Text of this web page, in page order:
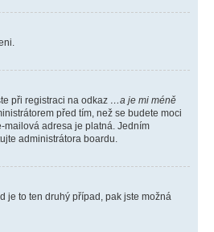
při registraci na odkaz …a je mi méně
před tím, než se budete moci
mailová adresa je platná. Jedním
administrátora boardu.
je to ten druhý případ, pak jste možná